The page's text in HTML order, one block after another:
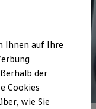
Ihnen auf Ihre
der
Cookies
wie Sie